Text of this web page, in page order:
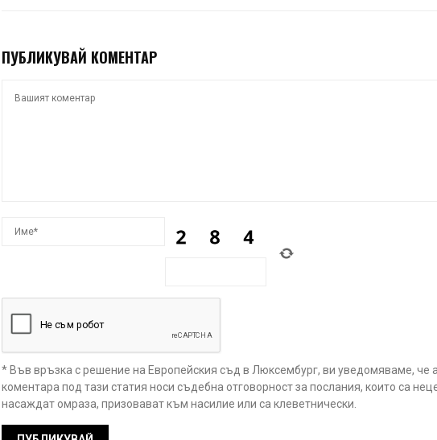
ПУБЛИКУВАЙ КОМЕНТАР
* Във връзка с решение на Европейския съд в Люксембург, ви уведомяваме, че
коментара под тази статия носи съдебна отговорност за послания, които са
насаждат омраза, призовават към насилие или са клеветнически.